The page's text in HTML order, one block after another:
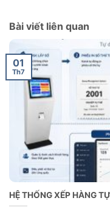
Bài viết liên quan
HỆ THỐNG XẾP HÀNG
01
Th7